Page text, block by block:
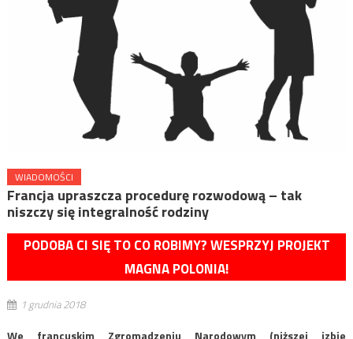
WIADOMOŚCI
Francja upraszcza procedurę rozwodową – tak
niszczy się integralność rodziny
PODOBA CI SIĘ TO CO ROBIMY? WESPRZYJ PROJEKT
MAGNA POLONIA!
1 grudnia 2018